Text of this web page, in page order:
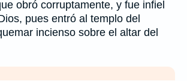
obró corruptamente, y fue infiel
pues entró al templo del
incienso sobre el altar del